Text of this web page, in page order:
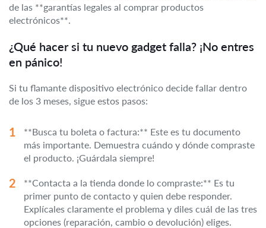
de las **garantías legales al comprar productos
electrónicos**.
¿Qué hacer si tu nuevo gadget falla? ¡No entres
en pánico!
Si tu flamante dispositivo electrónico decide fallar dentro
de los 3 meses, sigue estos pasos:
**Busca tu boleta o factura:** Este es tu documento
más importante. Demuestra cuándo y dónde compraste
el producto. ¡Guárdala siempre!
**Contacta a la tienda donde lo compraste:** Es tu
primer punto de contacto y quien debe responder.
Explícales claramente el problema y diles cuál de las tres
opciones (reparación, cambio o devolución) eliges.